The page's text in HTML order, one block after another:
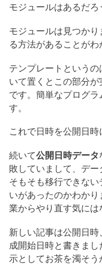
モジュールはあるだ
モジュールは見つか
る方法があることがわ
テンプレートというの
いて置くとこの部分
です。簡単なプログ
す。
これで日時を公開日時
続いて公開日時データ
敗していまして、デー
そもそも移行できな
いがあったのかわか
業からやり直す気には
新しい記事は公開日
成開始日時と書きま
示としてお茶を濁そ